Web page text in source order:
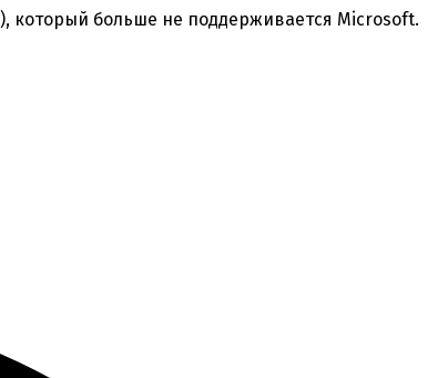
), который больше не поддерживается Microsoft.